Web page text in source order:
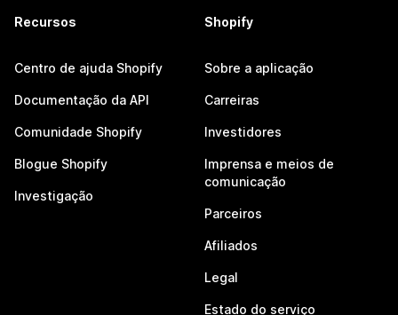
Recursos
Centro de ajuda Shopify
Documentação da API
Comunidade Shopify
Blogue Shopify
Investigação
Shopify
Sobre a aplicação
Carreiras
Investidores
Imprensa e meios de
comunicação
Parceiros
Afiliados
Legal
Estado do serviço